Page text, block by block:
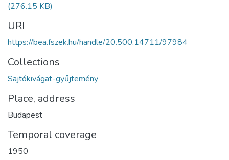
(276.15 KB)
URI
https://bea.fszek.hu/handle/20.500.14711/97984
Collections
Sajtókivágat-gyűjtemény
Place, address
Budapest
Temporal coverage
1950